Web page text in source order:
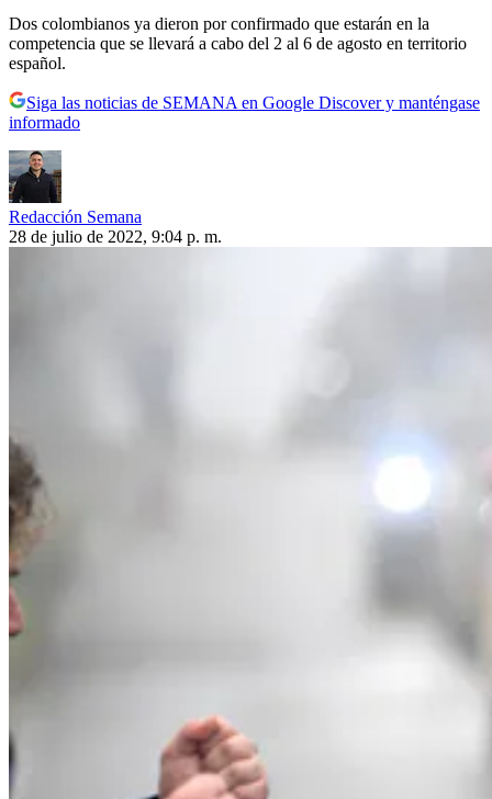
Dos colombianos ya dieron por confirmado que estarán en la
competencia que se llevará a cabo del 2 al 6 de agosto en territorio
español.
Siga las noticias de SEMANA en Google Discover y manténgase
informado
Redacción Semana
28 de julio de 2022, 9:04 p. m.